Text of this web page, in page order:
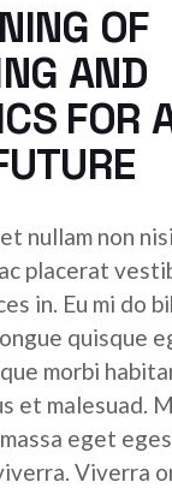
OF
AND
FOR
nullam non
placerat
in. Eu mi do
quisque
morbi
et malesuad.
eget
Viverra